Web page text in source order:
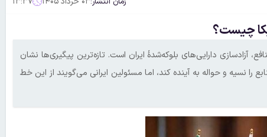
چیست؟
آزادسازی دارایی‌های بلوکه‌شدهٔ ایران است. تازه‌ترین پیگیری‌ها نشان
را نسیه و حواله به آینده کند، اما مسئولین ایرانی می‌گویند از این خط